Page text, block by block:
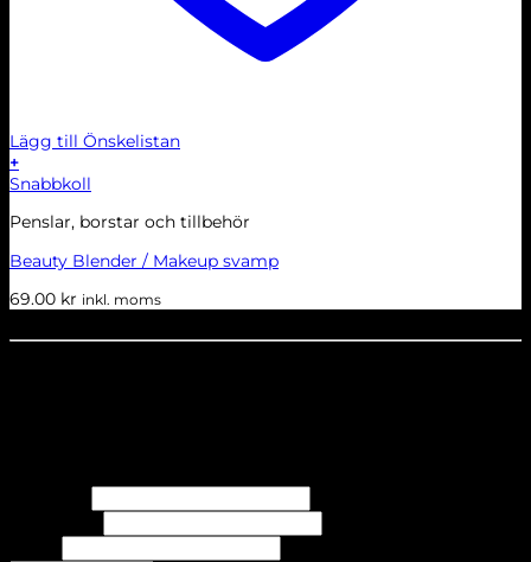
Lägg till Önskelistan
+
Snabbkoll
Penslar, borstar och tillbehör
Beauty Blender / Makeup svamp
69.00 kr inkl. moms